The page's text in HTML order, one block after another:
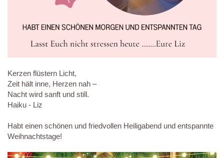
Kerzen flüstern Licht,
Zeit hält inne, Herzen nah –
Nacht wird sanft und still.
Haiku - Liz
Habt einen schönen und friedvollen Heiligabend und entspannte
Weihnachtstage!